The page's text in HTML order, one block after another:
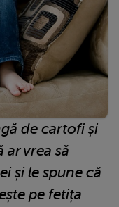
de cartofi și
vrea să
și le spune că
pe fetița